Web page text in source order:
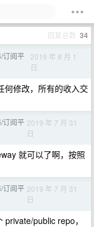
回复总数 34
订阅平
2019 年 8 月 1
日
何修改，所有的收入交
订阅平 2019 年 7 月 31
日
就可以了啊，按照
订阅平 2019 年 7 月 31
日
public repo，